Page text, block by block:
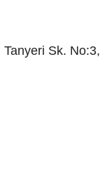
Sk. No:3,